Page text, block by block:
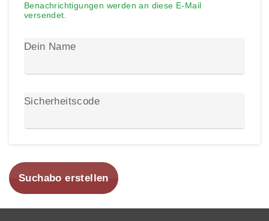
Benachrichtigungen werden an diese E-Mail
versendet.
Dein Name
Sicherheitscode
Suchabo erstellen